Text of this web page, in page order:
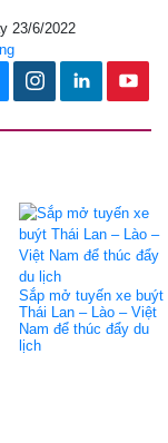
23/6/2022
Sắp mở tuyến xe buýt
Thái Lan – Lào – Việt
Nam để thúc đẩy du
lịch